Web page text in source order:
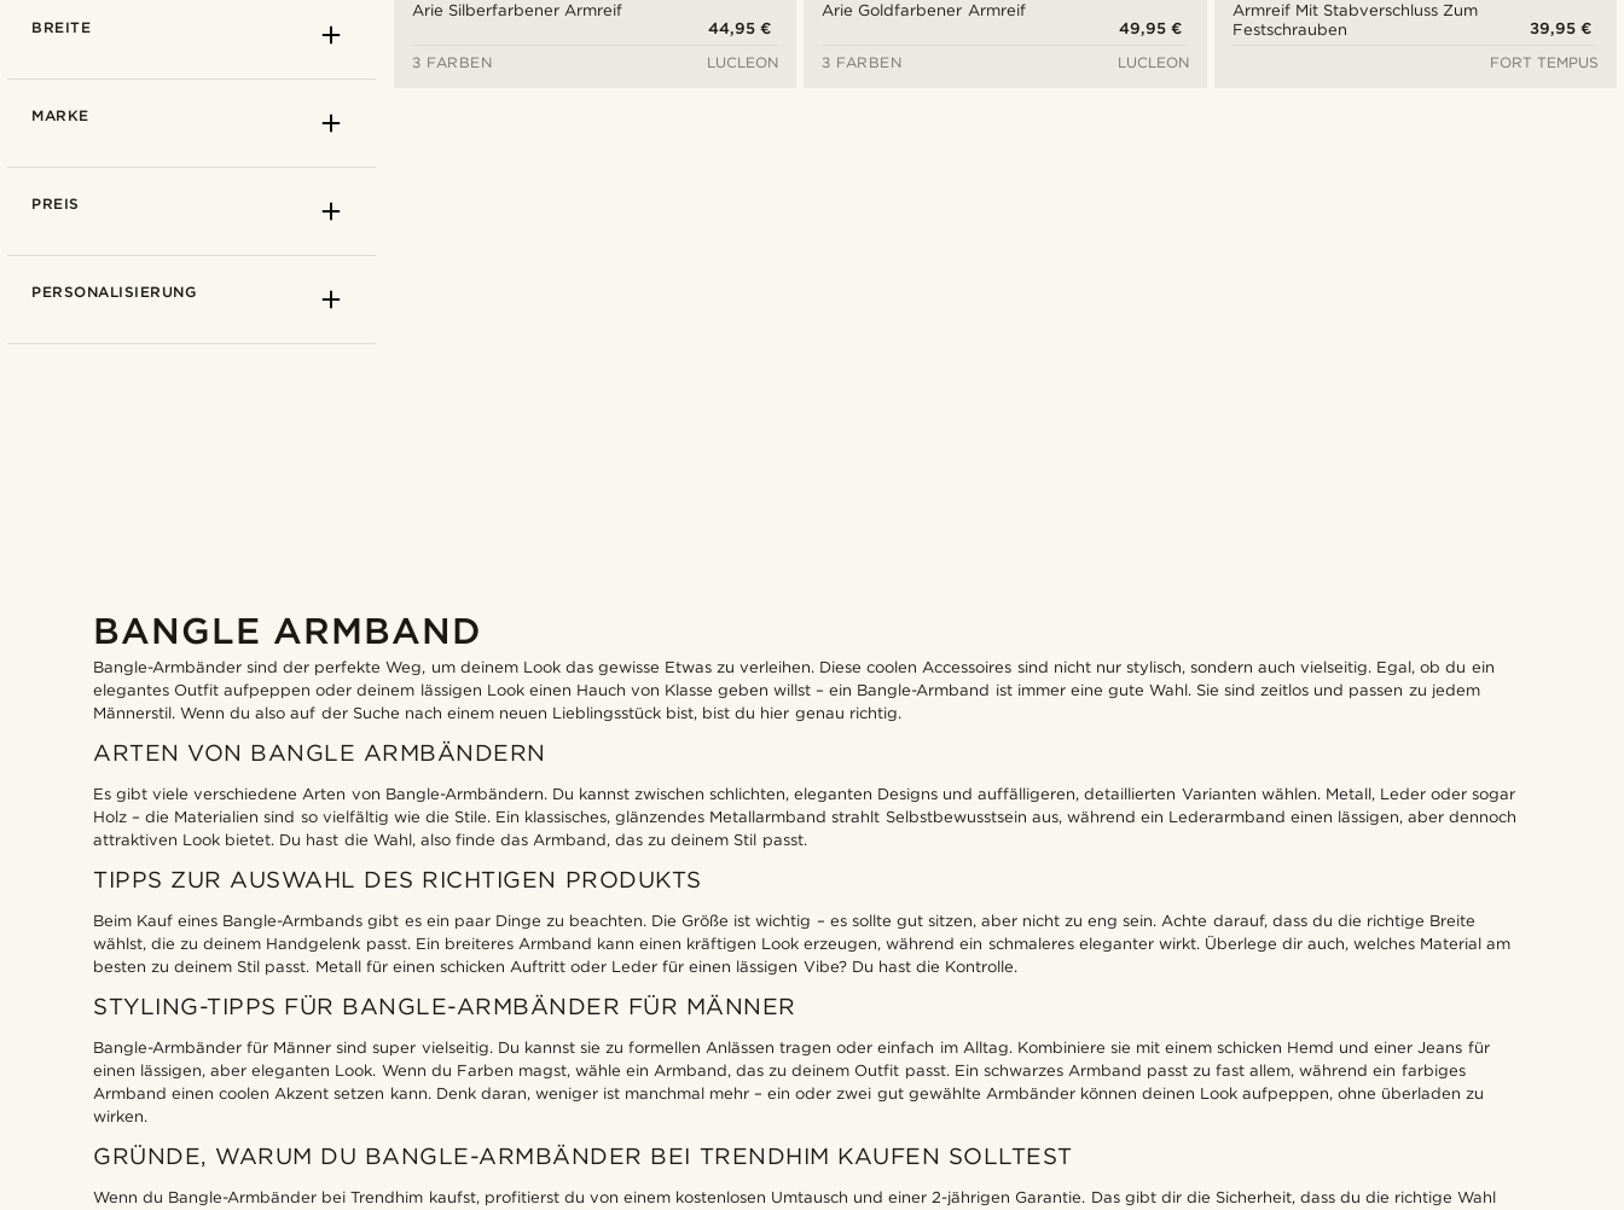
Arie Silberfarbener Armreif
44,95 €
3 FARBEN
LUCLEON
Arie Goldfarbener Armreif
49,95 €
3 FARBEN
LUCLEON
Armreif Mit Stabverschluss Zum
Festschrauben
39,95 €
FORT TEMPUS
(2)
18,5cm
(2)
19cm
(2)
20,5cm
(2)
21cm
(2)
21,5cm
(2)
22cm
(2)
BREITE
MARKE
PREIS
PERSONALISIERUNG
BANGLE ARMBAND
Bangle-Armbänder sind der perfekte Weg, um deinem Look das gewisse Etwas zu verleihen. Diese coolen Accessoires sind nicht nur stylisch, sondern auch vielseitig. Egal, ob du ein
elegantes Outfit aufpeppen oder deinem lässigen Look einen Hauch von Klasse geben willst – ein Bangle-Armband ist immer eine gute Wahl. Sie sind zeitlos und passen zu jedem
Männerstil. Wenn du also auf der Suche nach einem neuen Lieblingsstück bist, bist du hier genau richtig.
ARTEN VON BANGLE ARMBÄNDERN
Es gibt viele verschiedene Arten von Bangle-Armbändern. Du kannst zwischen schlichten, eleganten Designs und auffälligeren, detaillierten Varianten wählen. Metall, Leder oder sogar
Holz – die Materialien sind so vielfältig wie die Stile. Ein klassisches, glänzendes Metallarmband strahlt Selbstbewusstsein aus, während ein Lederarmband einen lässigen, aber dennoch
attraktiven Look bietet. Du hast die Wahl, also finde das Armband, das zu deinem Stil passt.
TIPPS ZUR AUSWAHL DES RICHTIGEN PRODUKTS
Beim Kauf eines Bangle-Armbands gibt es ein paar Dinge zu beachten. Die Größe ist wichtig – es sollte gut sitzen, aber nicht zu eng sein. Achte darauf, dass du die richtige Breite
wählst, die zu deinem Handgelenk passt. Ein breiteres Armband kann einen kräftigen Look erzeugen, während ein schmaleres eleganter wirkt. Überlege dir auch, welches Material am
besten zu deinem Stil passt. Metall für einen schicken Auftritt oder Leder für einen lässigen Vibe? Du hast die Kontrolle.
STYLING-TIPPS FÜR BANGLE-ARMBÄNDER FÜR MÄNNER
Bangle-Armbänder für Männer sind super vielseitig. Du kannst sie zu formellen Anlässen tragen oder einfach im Alltag. Kombiniere sie mit einem schicken Hemd und einer Jeans für
einen lässigen, aber eleganten Look. Wenn du Farben magst, wähle ein Armband, das zu deinem Outfit passt. Ein schwarzes Armband passt zu fast allem, während ein farbiges
Armband einen coolen Akzent setzen kann. Denk daran, weniger ist manchmal mehr – ein oder zwei gut gewählte Armbänder können deinen Look aufpeppen, ohne überladen zu
wirken.
GRÜNDE, WARUM DU BANGLE-ARMBÄNDER BEI TRENDHIM KAUFEN SOLLTEST
Wenn du Bangle-Armbänder bei Trendhim kaufst, profitierst du von einem kostenlosen Umtausch und einer 2-jährigen Garantie. Das gibt dir die Sicherheit, dass du die richtige Wahl